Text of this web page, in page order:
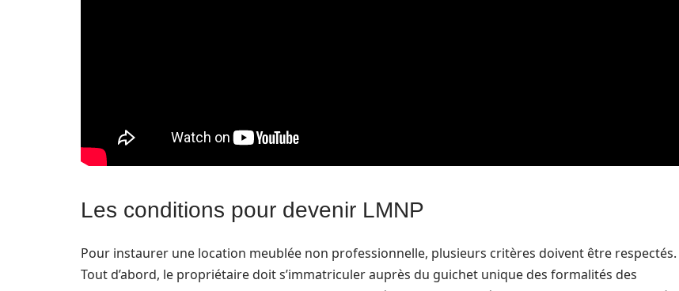
Les conditions pour devenir LMNP
Pour instaurer une location meublée non professionnelle, plusieurs critères doivent être respectés.
Tout d’abord, le propriétaire doit s’immatriculer auprès du guichet unique des formalités des